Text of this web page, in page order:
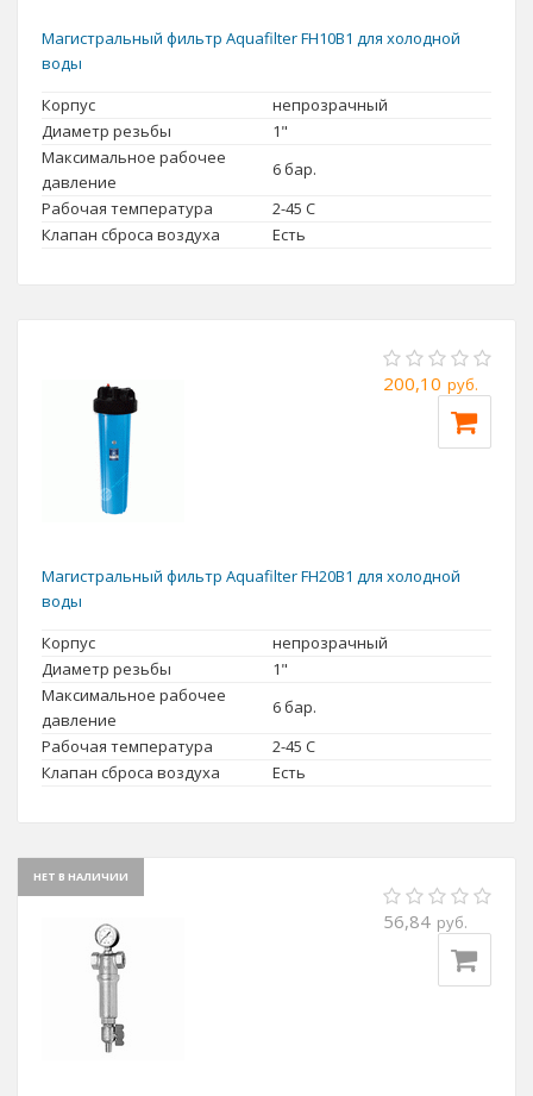
Магистральный фильтр Aquafilter FH10B1 для холодной
воды
Корпус
непрозрачный
Диаметр резьбы
1"
Максимальное рабочее
давление
6 бар.
Рабочая температура
2-45 С
Клапан сброса воздуха
Есть
200,10 руб.
Магистральный фильтр Aquafilter FH20B1 для холодной
воды
Корпус
непрозрачный
Диаметр резьбы
1"
Максимальное рабочее
давление
6 бар.
Рабочая температура
2-45 С
Клапан сброса воздуха
Есть
НЕТ В НАЛИЧИИ
56,84 руб.